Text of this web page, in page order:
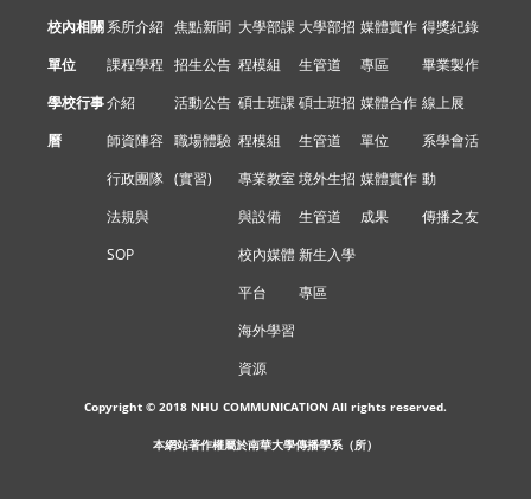
校內相關
單位
學校行事
曆
系所介紹
課程學程
介紹
師資陣容
行政團隊
法規與
SOP
焦點新聞
招生公告
活動公告
職場體驗
(實習)
大學部課
程模組
碩士班課
程模組
專業教室
與設備
校內媒體
平台
海外學習
資源
大學部招
生管道
碩士班招
生管道
境外生招
生管道
新生入學
專區
媒體實作
專區
媒體合作
單位
媒體實作
成果
得獎紀錄
畢業製作
線上展
系學會活
動
傳播之友
Copyright © 2018 NHU COMMUNICATION All rights reserved.
本網站著作權屬於南華大學傳播學系（所）